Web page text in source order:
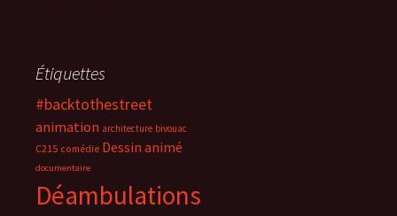
Étiquettes
#backtothestreet
animation architecture bivouac
C215 comédie Dessin animé
documentaire
Déambulations